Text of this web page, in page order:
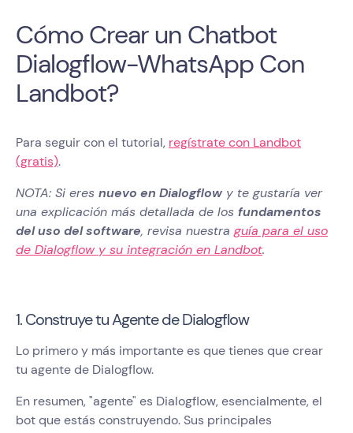
Cómo Crear un Chatbot
Dialogflow-WhatsApp Con
Landbot?
Para seguir con el tutorial, regístrate con Landbot
(gratis).
NOTA: Si eres nuevo en Dialogflow y te gustaría ver
una explicación más detallada de los fundamentos
del uso del software, revisa nuestraguía para el uso
de Dialogflow y su integración en Landbot.
1. Construye tu Agente de Dialogflow
Lo primero y más importante es que tienes que crear
tu agente de Dialogflow.
En resumen, "agente" es Dialogflow, esencialmente, el
bot que estás construyendo. Sus principales